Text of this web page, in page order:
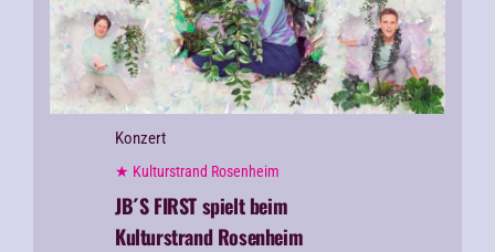
Konzert
★ Kulturstrand Rosenheim
JB´S FIRST spielt beim
Kulturstrand Rosenheim